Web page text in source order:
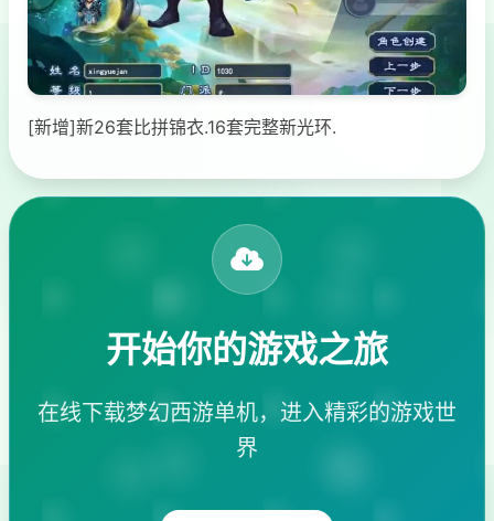
[新增]新26套比拼锦衣.16套完整新光环.
开始你的游戏之旅
在线下载梦幻西游单机，进入精彩的游戏世
界